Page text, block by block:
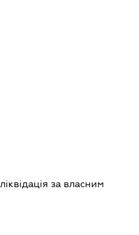
лiквiдацiя за власним